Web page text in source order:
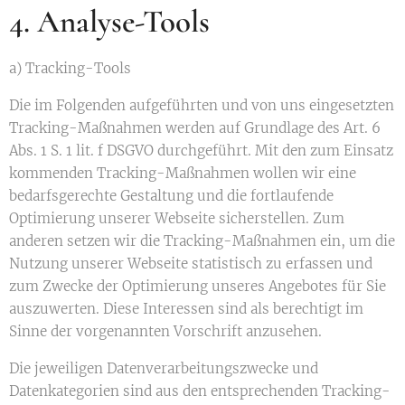
4. Analyse-Tools
a) Tracking-Tools
Die im Folgenden aufgeführten und von uns eingesetzten
Tracking-Maßnahmen werden auf Grundlage des Art. 6
Abs. 1 S. 1 lit. f DSGVO durchgeführt. Mit den zum Einsatz
kommenden Tracking-Maßnahmen wollen wir eine
bedarfsgerechte Gestaltung und die fortlaufende
Optimierung unserer Webseite sicherstellen. Zum
anderen setzen wir die Tracking-Maßnahmen ein, um die
Nutzung unserer Webseite statistisch zu erfassen und
zum Zwecke der Optimierung unseres Angebotes für Sie
auszuwerten. Diese Interessen sind als berechtigt im
Sinne der vorgenannten Vorschrift anzusehen.
Die jeweiligen Datenverarbeitungszwecke und
Datenkategorien sind aus den entsprechenden Tracking-